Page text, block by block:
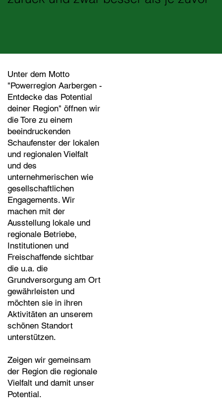
Unter dem Motto
"Powerregion Aarbergen -
Entdecke das Potential
deiner Region" öffnen wir
die Tore zu einem
beeindruckenden
Schaufenster der lokalen
und regionalen Vielfalt
und des
unternehmerischen wie
gesellschaftlichen
Engagements. Wir
machen mit der
Ausstellung lokale und
regionale Betriebe,
Institutionen und
Freischaffende sichtbar
die u.a. die
Grundversorgung am Ort
gewährleisten und
möchten sie in ihren
Aktivitäten an unserem
schönen Standort
unterstützen.
Zeigen wir gemeinsam
der Region die regionale
Vielfalt und damit unser
Potential.